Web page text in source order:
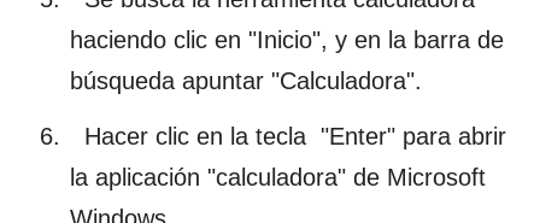
haciendo clic en "Inicio", y en la barra de
búsqueda apuntar "Calculadora".
Hacer clic en la tecla "Enter" para abrir
la aplicación "calculadora" de Microsoft
Windows.